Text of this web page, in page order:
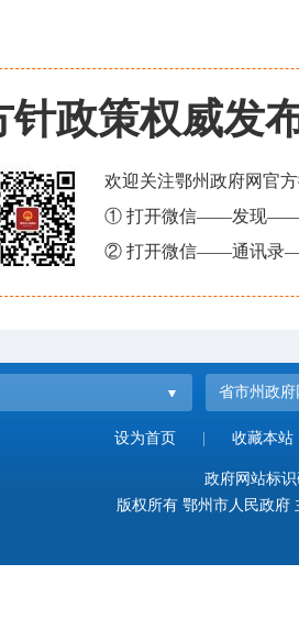
针政策权威发
欢迎关注鄂州政府网官
① 打开微信——发现——
② 打开微信——通讯录
省市州政府
设为首页 收藏本站
政府网站标
版权所有 鄂州市人民政府